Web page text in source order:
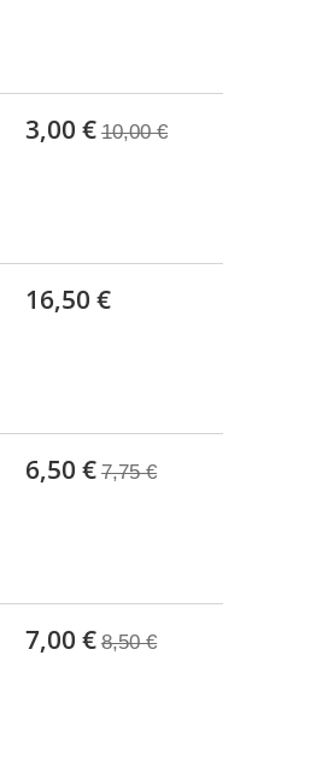
3,00 € 10,00 €
16,50 €
6,50 € 7,75 €
7,00 € 8,50 €